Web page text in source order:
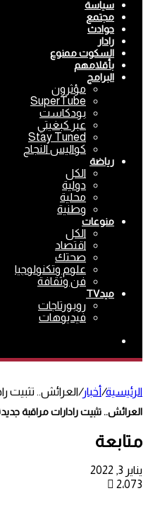
سياسة
مجتمع
حوادث
رادار
السكوت ممنوع
بأقلامهم
البرامج
مؤثرون
SuperTube
بودكاست
عبر كبغيتي
Stay Tuned
كواليس النجاح
رياضة
الكل
دولية
محلية
وطنية
منوعات
الكل
اقتصاد
صحتك
علوم وتكنولوجيا
فن وثقافة
ميدTV
روبورتاجات
فيديوهات
الرئيسية/أخبار/العرائش.. تثبيت
العرائش.. تثبيت رادارات مراقبة
متابعة
يناير 3, 2022
2٬073